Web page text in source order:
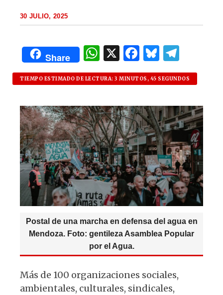
30 JULIO, 2025
Share
W
h
at
s
A
p
p
X F
a
c
e
b
o
o
k
B
lu
es
k
y
el
e
g
ra
m
TIEMPO ESTIMADO DE LECTURA: 3 MINUTOS, 45 SEGUNDOS
Postal de una marcha en defensa del agua en
Mendoza. Foto: gentileza Asamblea Popular
por el Agua.
Más de 100 organizaciones sociales,
ambientales, culturales, sindicales,